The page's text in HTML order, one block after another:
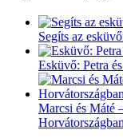
Segíts az
Esküvő: Petra
Marcsi és Máté
Horvátországban